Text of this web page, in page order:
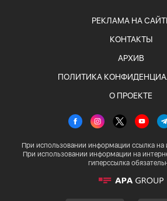
РЕКЛАМА НА
КОНТАКТЫ
АРХИВ
ПОЛИТИКА
О ПРОЕКТЕ
При использовании информации ссылка на
При использовании информации на
гиперссылка